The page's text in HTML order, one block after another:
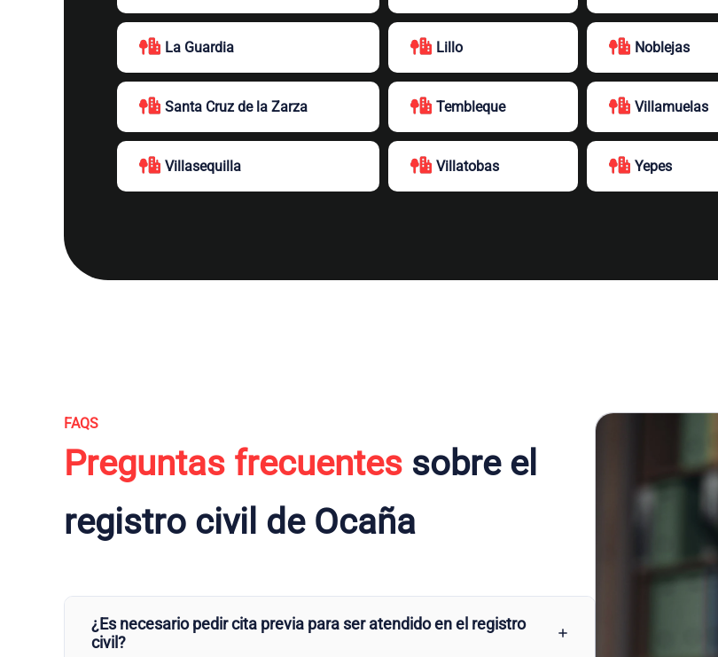
La Guardia Lillo Noblejas
Santa Cruz de la Zarza Tembleque Villamuelas
Villasequilla Villatobas Yepes
FAQS
Preguntas frecuentes sobre el
registro civil de Ocaña
¿Es necesario pedir cita previa para ser atendido en el registro
civil?